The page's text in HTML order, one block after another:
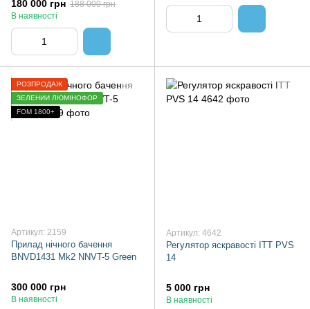
180 000 грн 188 000 грн
В наявності
РОЗПРОДАЖ
ЗЕЛЕНИЙ ЛЮМІНОФОР
FOM 1800+
Артикул: 2159
Прилад нічного бачення
BNVD1431 Mk2 NNVT-5 Green
300 000 грн
В наявності
Артикул: 4642
Регулятор яскравості ITT PVS
14
5 000 грн
В наявності